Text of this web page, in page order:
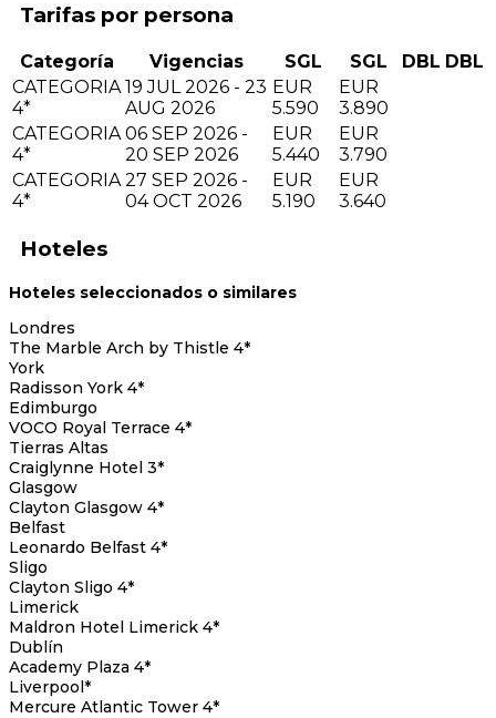
Tarifas
Categoría Vigencias SGL SGL DBL DBL
CATEGORIA
4*
19 JUL 2026 - 23
AUG 2026
EUR
5.590
EUR
3.890
CATEGORIA
4*
06 SEP 2026 -
20 SEP 2026
EUR
5.440
EUR
3.790
CATEGORIA
4*
27 SEP 2026 -
04 OCT 2026
EUR
5.190
EUR
3.640
Hoteles
Hoteles seleccionados o similares
Londres
The Marble Arch by Thistle 4*
York
Radisson York 4*
Edimburgo
VOCO Royal Terrace 4*
Tierras Altas
Craiglynne Hotel 3*
Glasgow
Clayton Glasgow 4*
Belfast
Leonardo Belfast 4*
Sligo
Clayton Sligo 4*
Limerick
Maldron Hotel Limerick 4*
Dublín
Academy Plaza 4*
Liverpool*
Mercure Atlantic Tower 4*